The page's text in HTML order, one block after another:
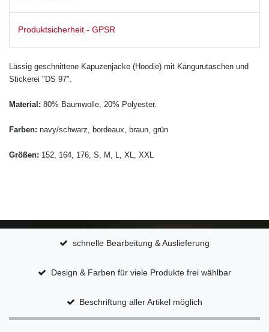
Produktsicherheit - GPSR
Lässig geschnittene Kapuzenjacke (Hoodie) mit Kängurutaschen und
Stickerei "DS 97"
Material: 80% Baumwolle, 20% Polyester.
Farben: navy/schwarz, bordeaux, braun, grün
Größen: 152, 164, 176, S, M, L, XL, XXL
schnelle Bearbeitung & Auslieferung
Design & Farben für viele Produkte frei wählbar
Beschriftung aller Artikel möglich